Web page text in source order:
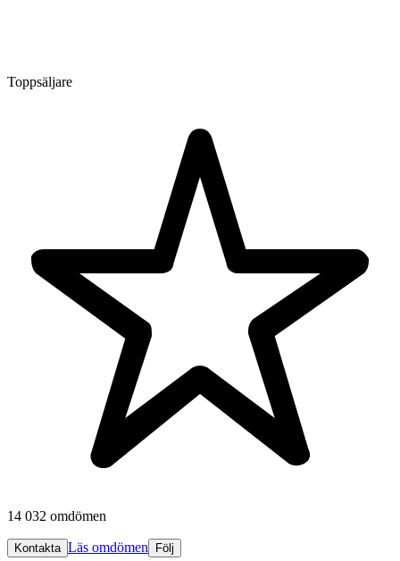
Toppsäljare
14 032 omdömen
Kontakta Läs omdömen Följ